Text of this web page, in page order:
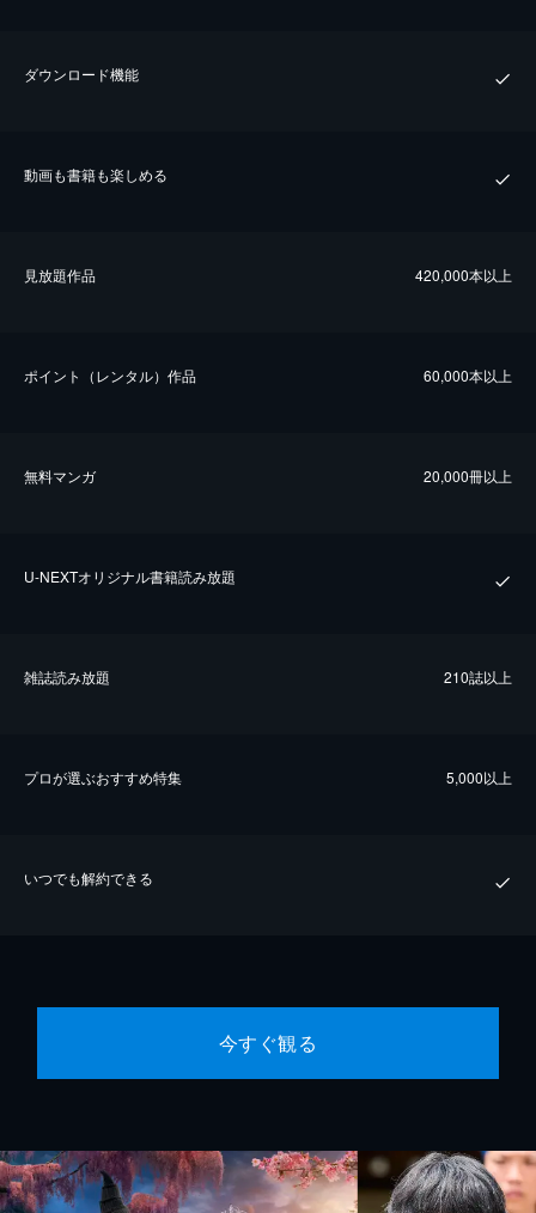
ダウンロード機能
動画も書籍も楽しめる
⾒放題作品 420,000本以上
ポイント（レンタル）作品 60,000本以上
無料マンガ 20,000冊以上
U-NEXTオリジナル書籍読み放題
雑誌読み放題 210誌以上
プロが選ぶおすすめ特集 5,000以上
いつでも解約できる
今すぐ観る